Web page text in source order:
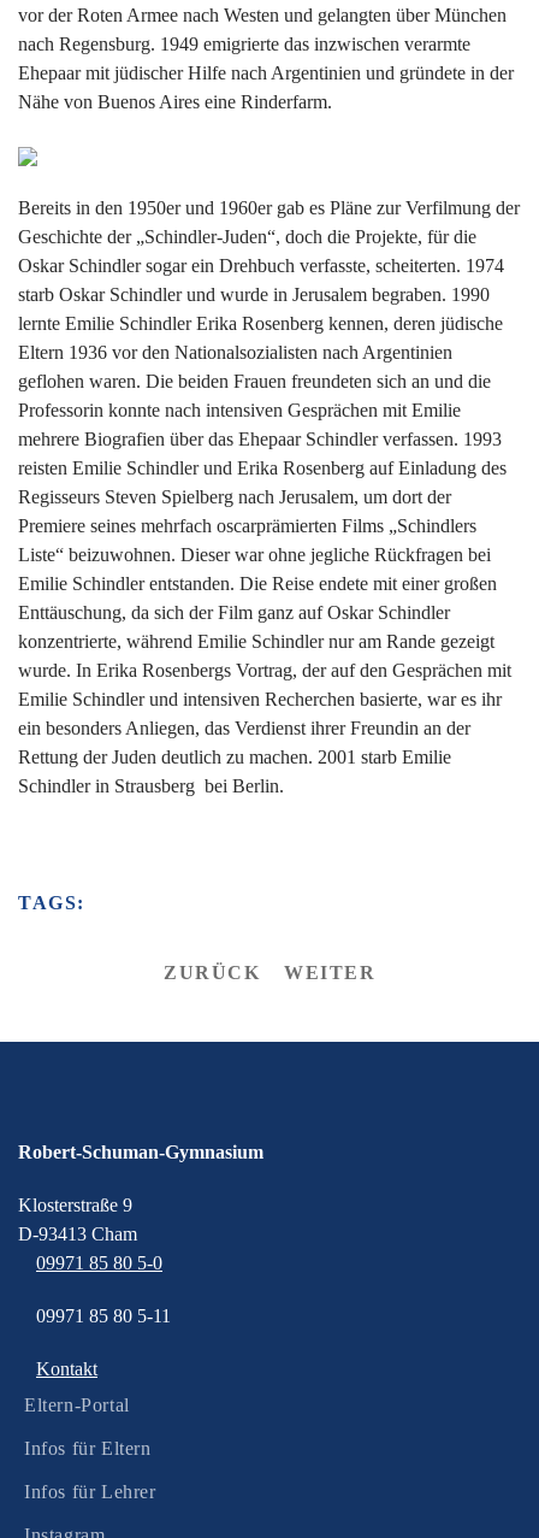
vor der Roten Armee nach Westen und gelangten über München
nach Regensburg. 1949 emigrierte das inzwischen verarmte
Ehepaar mit jüdischer Hilfe nach Argentinien und gründete in der
Nähe von Buenos Aires eine Rinderfarm.
Bereits in den 1950er und 1960er gab es Pläne zur Verfilmung der
Geschichte der „Schindler-Juden“, doch die Projekte, für die
Oskar Schindler sogar ein Drehbuch verfasste, scheiterten. 1974
starb Oskar Schindler und wurde in Jerusalem begraben. 1990
lernte Emilie Schindler Erika Rosenberg kennen, deren jüdische
Eltern 1936 vor den Nationalsozialisten nach Argentinien
geflohen waren. Die beiden Frauen freundeten sich an und die
Professorin konnte nach intensiven Gesprächen mit Emilie
mehrere Biografien über das Ehepaar Schindler verfassen. 1993
reisten Emilie Schindler und Erika Rosenberg auf Einladung des
Regisseurs Steven Spielberg nach Jerusalem, um dort der
Premiere seines mehrfach oscarprämierten Films „Schindlers
Liste“ beizuwohnen. Dieser war ohne jegliche Rückfragen bei
Emilie Schindler entstanden. Die Reise endete mit einer großen
Enttäuschung, da sich der Film ganz auf Oskar Schindler
konzentrierte, während Emilie Schindler nur am Rande gezeigt
wurde. In Erika Rosenbergs Vortrag, der auf den Gesprächen mit
Emilie Schindler und intensiven Recherchen basierte, war es ihr
ein besonders Anliegen, das Verdienst ihrer Freundin an der
Rettung der Juden deutlich zu machen. 2001 starb Emilie
Schindler in Strausberg bei Berlin.
TAGS:
ZURÜCK WEITER
Robert-Schuman-Gymnasium
Klosterstraße 9
D-93413 Cham
09971 85 80 5-0
09971 85 80 5-11
Kontakt
Eltern-Portal
Infos für Eltern
Infos für Lehrer